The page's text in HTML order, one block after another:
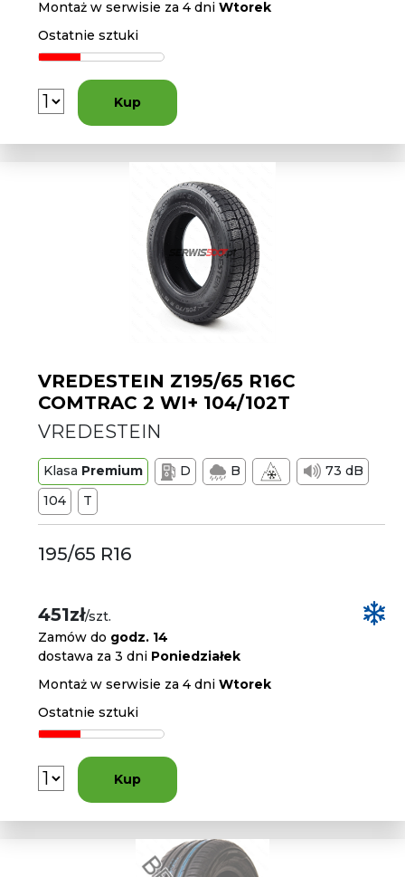
Montaż w serwisie za 4 dniWtorek
Ostatnie sztuki
Kup
VREDESTEIN Z195/65 R16C
COMTRAC 2 WI+ 104/102T
VREDESTEIN
Klasa Premium D B
73 dB
104
T
195/65 R16
451zł/szt.
Zamów do godz. 14
dostawa za 3 dni Poniedziałek
Montaż w serwisie za 4 dniWtorek
Ostatnie sztuki
Kup